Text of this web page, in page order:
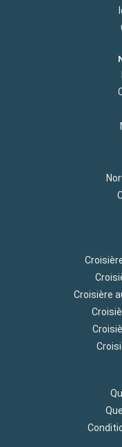
Croisière